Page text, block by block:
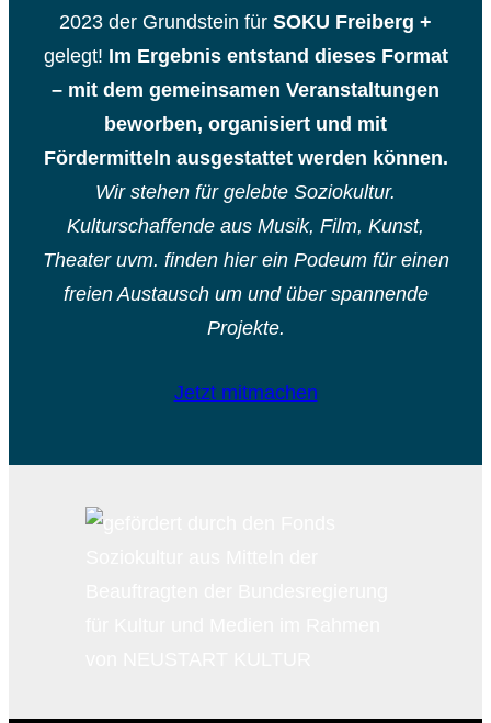
2023 der Grundstein für SOKU Freiberg +
gelegt! Im Ergebnis entstand dieses Format
– mit dem gemeinsamen Veranstaltungen
beworben, organisiert und mit
Fördermitteln ausgestattet werden können.
Wir stehen für gelebte Soziokultur.
Kulturschaffende aus Musik, Film, Kunst,
Theater uvm. finden hier ein Podeum für einen
freien Austausch um und über spannende
Projekte.
Jetzt mitmachen